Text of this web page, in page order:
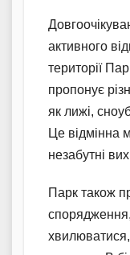
активного
території
пропонує
як лижі,
Це відмінна
незабутні
Парк також